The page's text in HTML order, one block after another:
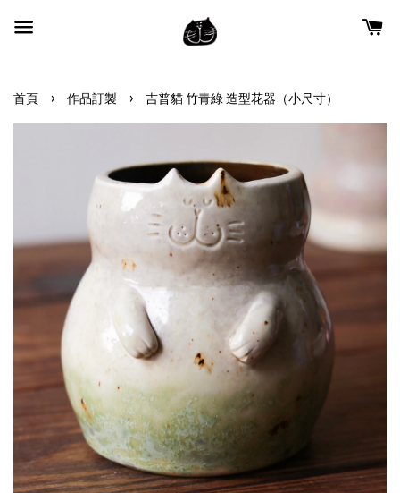
首頁 › 作品訂製 › 吉普貓 竹青綠 造型花器（小尺寸）